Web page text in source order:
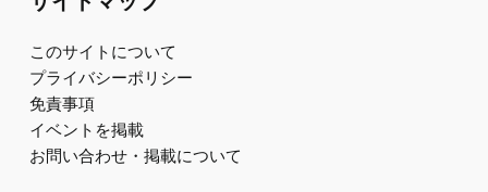
このサイトについて
プライバシーポリシー
免責事項
イベントを掲載
お問い合わせ・掲載について